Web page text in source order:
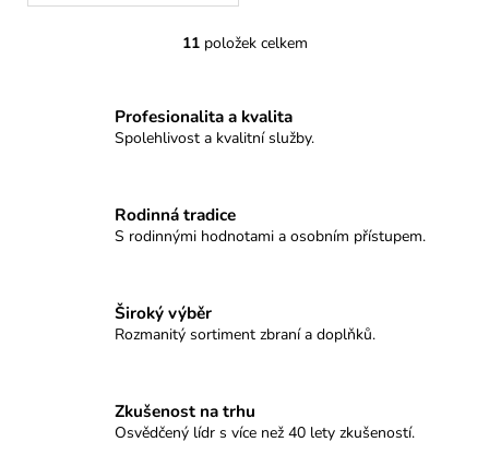
O
á
d
p
y
p
i
11položek celkem
Profesionalita a kvalita
Spolehlivost a kvalitní služby.
Rodinná tradice
S rodinnými hodnotami a osobním přístupem.
Široký výběr
Rozmanitý sortiment zbraní a doplňků.
Zkušenost na trhu
Osvědčený lídr s více než 40 lety zkušeností.